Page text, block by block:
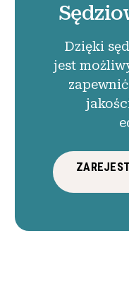
Dzięki
jest